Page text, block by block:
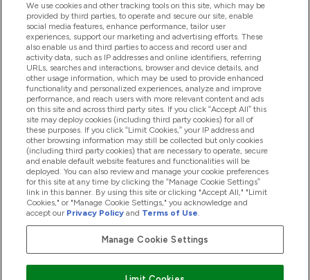
Помощ И Информация
Продукти
Информация За Компанията
Лоялност И Награди
2026 The Hut.com Ltd
We use cookies and other tracking tools on this site, which may be
provided by third parties, to operate and secure our site, enable
social media features, enhance performance, tailor user
experiences, support our marketing and advertising efforts. These
also enable us and third parties to access and record user and
activity data, such as IP addresses and online identifiers, referring
URLs, searches and interactions, browser and device details, and
other usage information, which may be used to provide enhanced
functionality and personalized experiences, analyze and improve
performance, and reach users with more relevant content and ads
on this site and across third party sites. If you click “Accept All” this
site may deploy cookies (including third party cookies) for all of
these purposes. If you click “Limit Cookies,” your IP address and
other browsing information may still be collected but only cookies
(including third party cookies) that are necessary to operate, secure
and enable default website features and functionalities will be
deployed. You can also review and manage your cookie preferences
for this site at any time by clicking the “Manage Cookie Settings”
link in this banner. By using this site or clicking "Accept All," "Limit
Cookies," or "Manage Cookie Settings," you acknowledge and
accept our Privacy Policy and Terms of Use.
Manage Cookie Settings